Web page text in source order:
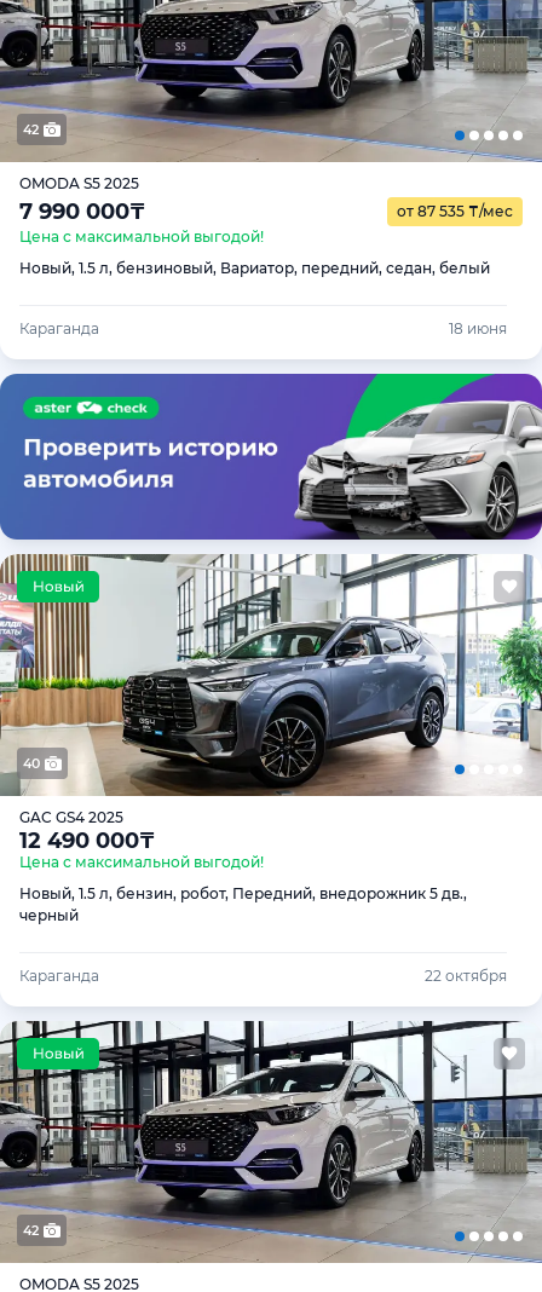
42
OMODA S5 2025
7 990 000₸ от 87 535 ₸/мес
Цена с максимальной выгодой!
Новый, 1.5 л, бензиновый, Вариатор, передний, седан, белый
Караганда 18 июня
40
GAC GS4 2025
12 490 000₸
Цена с максимальной выгодой!
Новый, 1.5 л, бензин, робот, Передний, внедорожник 5 дв.,
черный
Караганда 22 октября
42
OMODA S5 2025